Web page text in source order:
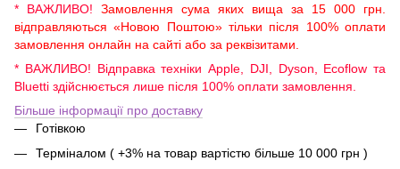
* ВАЖЛИВО! Замовлення сума яких вища за 15 000 грн.
відправляються «Новою Поштою» тільки після 100% оплати
замовлення онлайн на сайті або за реквізитами.
* ВАЖЛИВО! Відправка техніки Apple, DJI, Dyson, Ecoflow та
Bluetti здійснюється лише після 100% оплати замовлення.
Більше інформації про доставку
Готівкою
Терміналом ( +3% на товар вартістю більше 10 000 грн )